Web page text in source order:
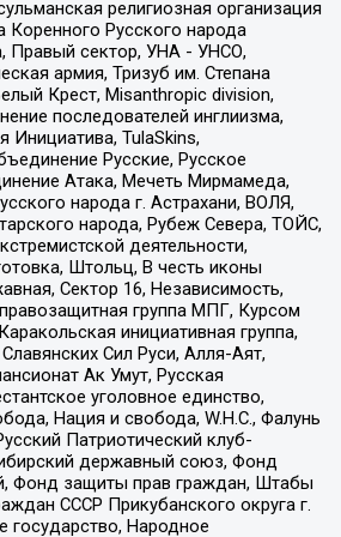
религиозная организация
Коренного Русского народа
Правый сектор, УНА - УНСО,
армия, Тризуб им. Степана
Крест, Misanthropic division,
последователей инглиизма,
Инициатива, TulaSkins,
Русские, Русское
Атака, Мечеть Мирмамеда,
народа г. Астрахани, ВОЛЯ,
народа, Рубеж Севера, ТОЙС,
деятельности,
Штольц, В честь иконы
Сектор 16, Независимость,
группа МПГ, Курсом
инициативная группа,
Сил Руси, Алля-Аят,
Ак Умут, Русская
уголовное единство,
Нация и свобода, W.H.С., Фалунь
Патриотический клуб-
державный союз, Фонд
Фонд защиты прав граждан, Штабы
СССР Прикубанского округа г.
государство, Народное